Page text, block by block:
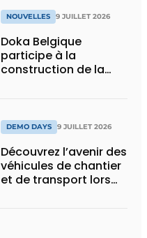
NOUVELLES 9 JUILLET 2026
Doka Belgique
participe à la
construction de la
DEMO DAYS 9 JUILLET 2026
Découvrez l’avenir des
véhicules de chantier
et de transport lors